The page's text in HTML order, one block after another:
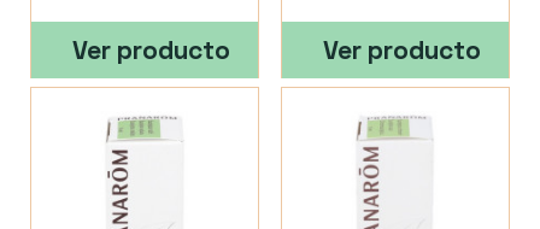
Ver producto Ver producto